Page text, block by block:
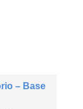
– Base